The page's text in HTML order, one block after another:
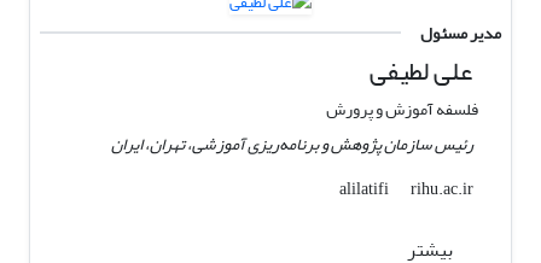
مدیر مسئول
علی لطیفی
فلسفه آموزش و پرورش
رئیس سازمان پژوهش و برنامه‌ریزی آموزشی، تهران، ایران
alilatifi
rihu.ac.ir
بیشتر